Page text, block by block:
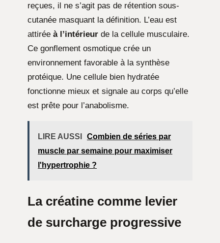
reçues, il ne s’agit pas de rétention sous-
cutanée masquant la définition. L’eau est
attirée à l’intérieur de la cellule musculaire.
Ce gonflement osmotique crée un
environnement favorable à la synthèse
protéique. Une cellule bien hydratée
fonctionne mieux et signale au corps qu’elle
est prête pour l’anabolisme.
LIRE AUSSI
Combien de séries par
muscle par semaine pour maximiser
l'hypertrophie ?
La créatine comme levier
de surcharge progressive